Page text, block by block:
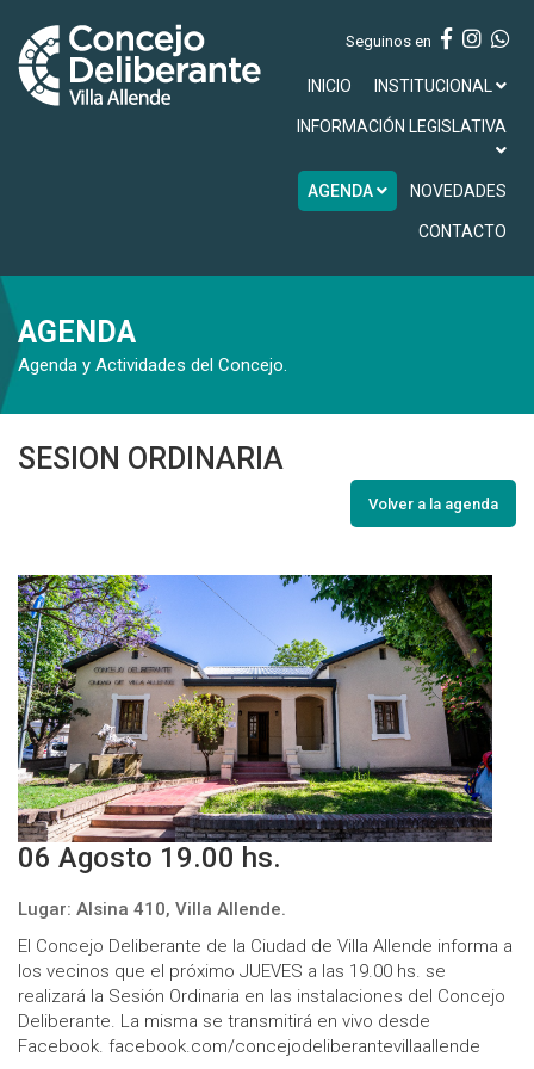
Seguinos en
INICIO INSTITUCIONAL
INFORMACIÓN LEGISLATIVA
AGENDA NOVEDADES
CONTACTO
AGENDA
Agenda y Actividades del Concejo.
SESION ORDINARIA
Volver a la agenda
06 Agosto 19.00 hs.
Lugar: Alsina 410, Villa Allende.
El Concejo Deliberante de la Ciudad de Villa Allende informa a
los vecinos que el próximo JUEVES a las 19.00 hs. se
realizará la Sesión Ordinaria en las instalaciones del Concejo
Deliberante. La misma se transmitirá en vivo desde
Facebook. facebook.com/concejodeliberantevillaallende